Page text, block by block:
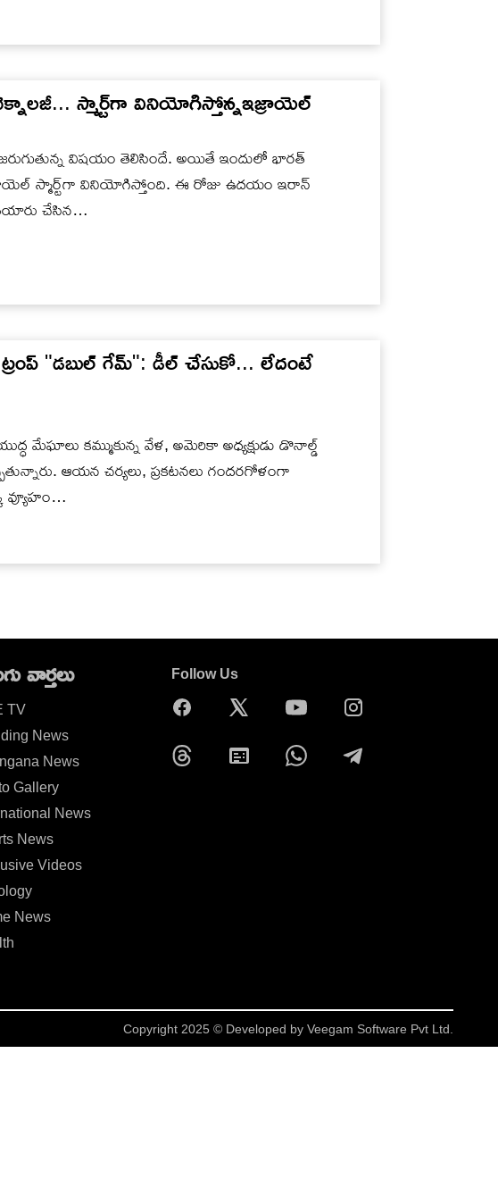
స్మార్ట్‌గా వినియోగిస్తోన్నఇజ్రాయెల్
విషయం తెలిసిందే. అయితే ఇందులో భారత్
స్మార్ట్‌గా వినియోగిస్తోంది. ఈ రోజు ఉదయం ఇరాన్
చేసిన…
"డబుల్ గేమ్": డీల్ చేసుకో... లేదంటే
మేఘాలు కమ్ముకున్న వేళ, అమెరికా అధ్యక్షుడు డొనాల్డ్
ఆయన చర్యలు, ప్రకటనలు గందరగోళంగా
వ్యూహం…
వార్తలు
TV
News
News
Gallery
News
News
Videos
News
Follow Us
Copyright 2025 © Developed by Veegam Software Pvt Ltd.